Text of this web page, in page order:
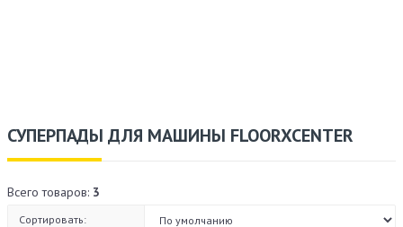
СУПЕРПАДЫ ДЛЯ МАШИНЫ FLOORXCENTER
Всего товаров: 3
Сортировать: